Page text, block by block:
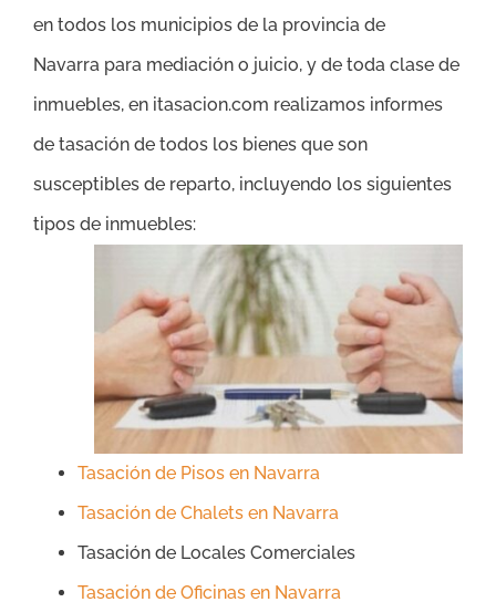
en todos los municipios de la provincia de
Navarra para mediación o juicio, y de toda clase de
inmuebles, en itasacion.com realizamos informes
de tasación de todos los bienes que son
susceptibles de reparto, incluyendo los siguientes
tipos de inmuebles:
Tasación de Pisos en Navarra
Tasación de Chalets en Navarra
Tasación de Locales Comerciales
Tasación de Oficinas en Navarra